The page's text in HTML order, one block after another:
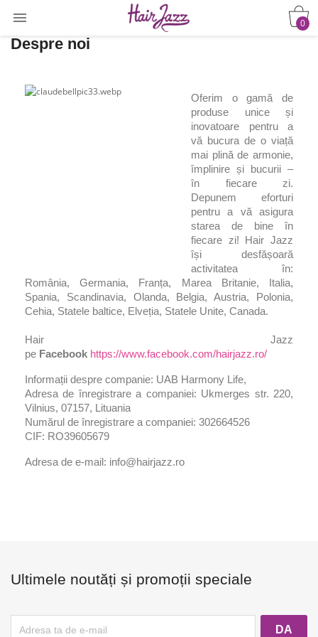
 0
Despre noi
Oferim o gamă de
produse unice și
inovatoare pentru a
vă bucura de o viață
mai plină de armonie,
împlinire și bucurii –
în fiecare zi.
Depunem eforturi
pentru a vă asigura
starea de bine în
fiecare zi! Hair Jazz
își desfășoară
activitatea în:
România, Germania, Franța, Marea Britanie, Italia,
Spania, Scandinavia, Olanda, Belgia, Austria, Polonia,
Cehia, Statele baltice, Elveția, Statele Unite, Canada.
Hair Jazz
pe Facebook https://www.facebook.com/hairjazz.ro/
Informații despre companie: UAB Harmony Life,
Adresa de înregistrare a companiei: Ukmerges str. 220,
Vilnius, 07157, Lituania
Numărul de înregistrare a companiei: 302664526
CIF: RO39605679
Adresa de e-mail: info@hairjazz.ro
Ultimele noutăți și promoții speciale